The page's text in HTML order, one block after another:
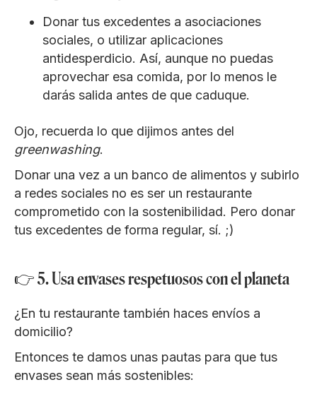
Donar tus excedentes a asociaciones
sociales, o utilizar aplicaciones
antidesperdicio. Así, aunque no puedas
aprovechar esa comida, por lo menos le
darás salida antes de que caduque.
Ojo, recuerda lo que dijimos antes del
greenwashing.
Donar una vez a un banco de alimentos y subirlo
a redes sociales no es ser un restaurante
comprometido con la sostenibilidad. Pero donar
tus excedentes de forma regular, sí. ;)
👉 5. Usa envases respetuosos con el planeta
¿En tu restaurante también haces envíos a
domicilio?
Entonces te damos unas pautas para que tus
envases sean más sostenibles: